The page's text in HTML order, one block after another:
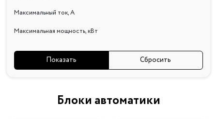
Максимальный ток, А
Максимальная мощность, кВт
Блоки автоматики